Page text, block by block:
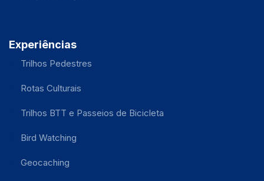
Experiências
Trilhos Pedestres
Rotas Culturais
Trilhos BTT e Passeios de Bicicleta
Bird Watching
Geocaching